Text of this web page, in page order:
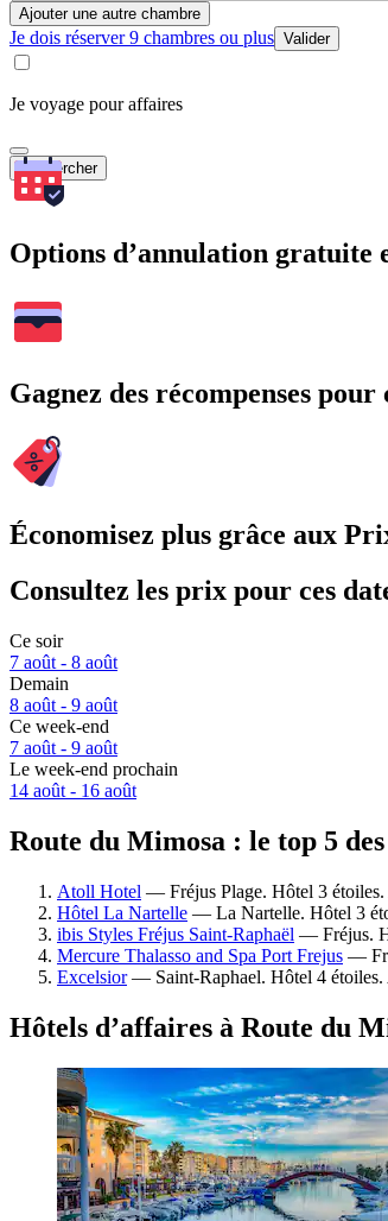
Ajouter une autre chambre
Je dois réserver 9 chambres ou plus Valider
Je voyage pour affaires
Rechercher
Options d’annulation gratuite
Gagnez des récompenses
Économisez plus grâce aux
Consultez les prix pour ces
Ce soir
7 août - 8 août
Demain
8 août - 9 août
Ce week-end
7 août - 9 août
Le week-end prochain
14 août - 16 août
Route du Mimosa : le top 5
Atoll Hotel — Fréjus Plage. Hôtel 3
Hôtel La Nartelle — La Nartelle. Hôtel 3
ibis Styles Fréjus Saint-Raphaël — Fréjus.
Mercure Thalasso and Spa Port Frejus —
Excelsior— Saint-Raphael. Hôtel 4
Hôtels d’affaires à Route du